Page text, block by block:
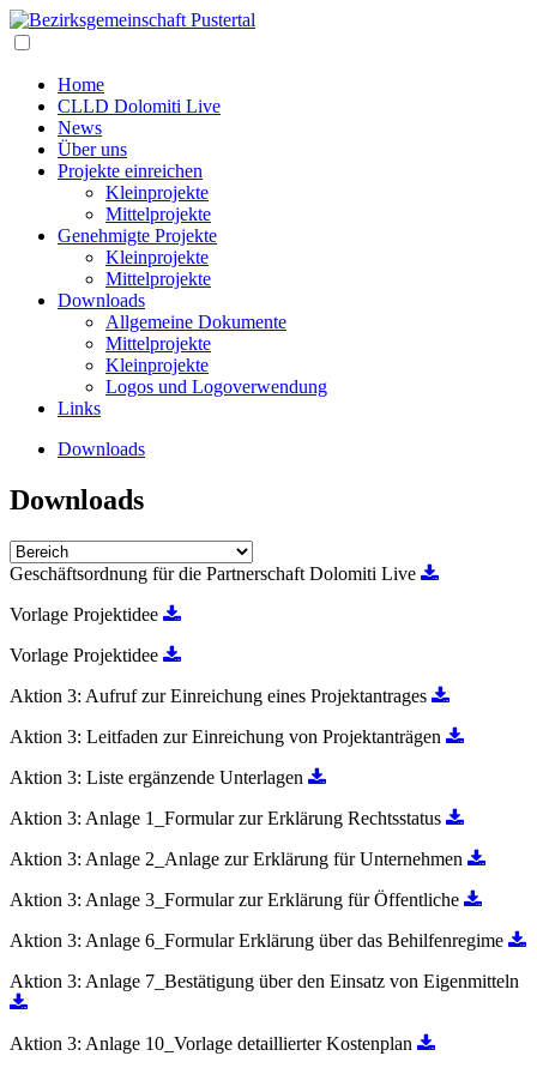
Home
CLLD Dolomiti Live
News
Über uns
Projekte einreichen
Kleinprojekte
Mittelprojekte
Genehmigte Projekte
Kleinprojekte
Mittelprojekte
Downloads
Allgemeine Dokumente
Mittelprojekte
Kleinprojekte
Logos und Logoverwendung
Links
Downloads
Downloads
Geschäftsordnung für die Partnerschaft Dolomiti Live
Vorlage Projektidee
Vorlage Projektidee
Aktion 3: Aufruf zur Einreichung eines Projektantrages
Aktion 3: Leitfaden zur Einreichung von Projektanträgen
Aktion 3: Liste ergänzende Unterlagen
Aktion 3: Anlage 1_Formular zur Erklärung Rechtsstatus
Aktion 3: Anlage 2_Anlage zur Erklärung für Unternehmen
Aktion 3: Anlage 3_Formular zur Erklärung für Öffentliche
Aktion 3: Anlage 6_Formular Erklärung über das Behilfenregime
Aktion 3: Anlage 7_Bestätigung über den Einsatz von Eigenmitteln
Aktion 3: Anlage 10_Vorlage detaillierter Kostenplan